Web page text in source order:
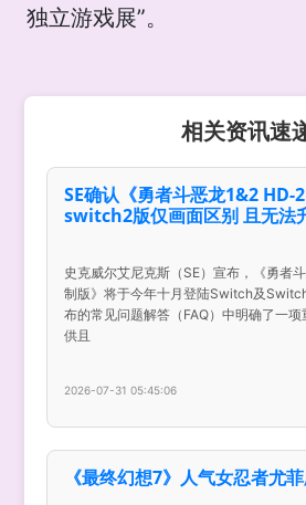
独立游戏展”。
相关资讯速
SE确认《勇者斗恶龙1&2
switch2版仅画面区别 且无法
史克威尔艾尼克斯（SE）宣布，《勇者
制版》将于今年十月登陆Switch及
布的常见问题解答（FAQ）中明确了一
供且
2026-07-31 05:45:06
《最终幻想7》人气女忍者尤